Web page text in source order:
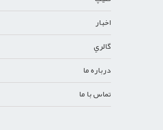
اخبار
گالري
درباره ما
تماس با ما